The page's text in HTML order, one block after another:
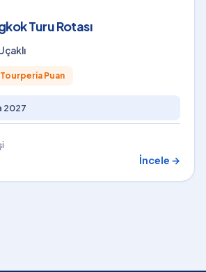
Turu Rotası
Tourperia Puan
2027
İncele →